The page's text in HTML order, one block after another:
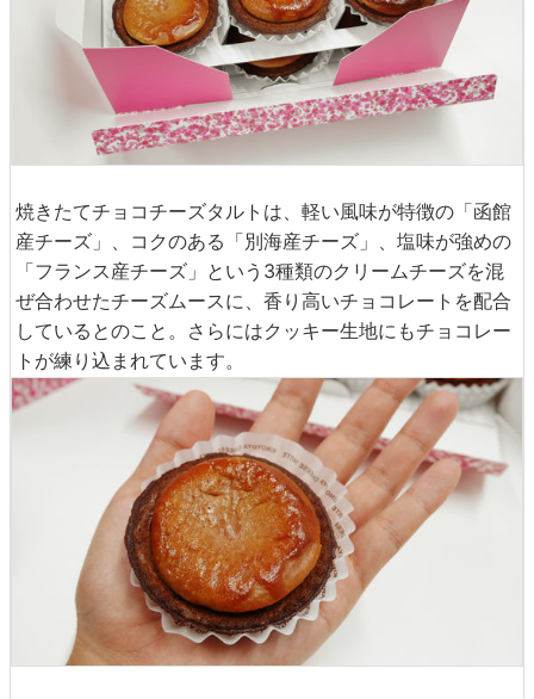
焼きたてチョコチーズタルトは、軽い風味が特徴の「函館
産チーズ」、コクのある「別海産チーズ」、塩味が強めの
「フランス産チーズ」という3種類のクリームチーズを混
ぜ合わせたチーズムースに、香り高いチョコレートを配合
しているとのこと。さらにはクッキー生地にもチョコレー
トが練り込まれています。